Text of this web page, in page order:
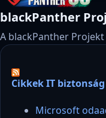
blackPanther
A blackPanther
Cikkek IT
Microsoft